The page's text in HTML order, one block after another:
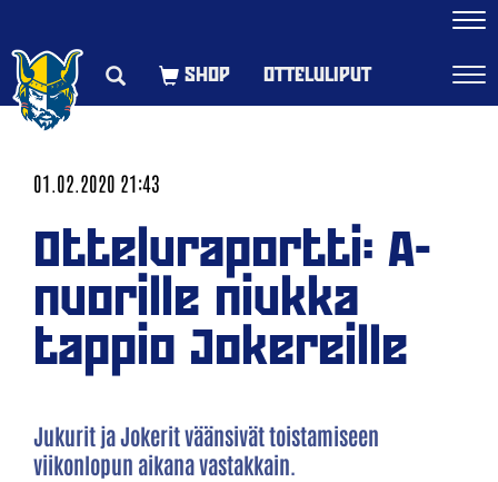
OTTELULIPUT
01.02.2020 21:43
Otteluraportti: A-
nuorille niukka
tappio Jokereille
Jukurit ja Jokerit väänsivät toistamiseen
viikonlopun aikana vastakkain.